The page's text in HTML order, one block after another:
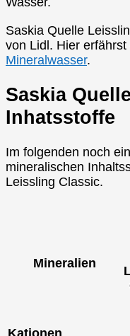
Saskia Quelle
von Lidl. Hier
Mineralwasser.
Saskia
Inhatsstoffe
Im folgenden noch
mineralischen
Leissling Classic.
Mineralien
Kationen